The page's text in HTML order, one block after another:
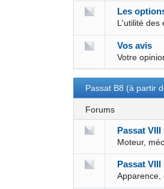
Les
L'utilité des
Vos avis
Votre
Passat B8 (à partir
Forums
Passat
Moteur,
Passat
Apparence,